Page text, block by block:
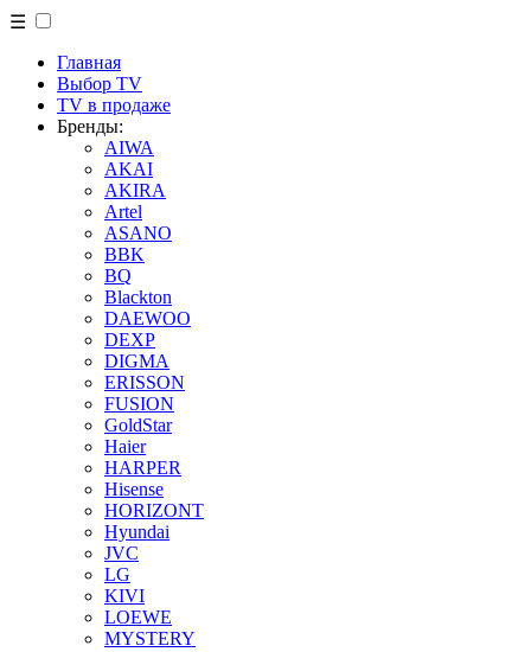
☰
Главная
Выбор TV
TV в продаже
Бренды:
AIWA
AKAI
AKIRA
Artel
ASANO
BBK
BQ
Blackton
DAEWOO
DEXP
DIGMA
ERISSON
FUSION
GoldStar
Haier
HARPER
Hisense
HORIZONT
Hyundai
JVC
LG
KIVI
LOEWE
MYSTERY